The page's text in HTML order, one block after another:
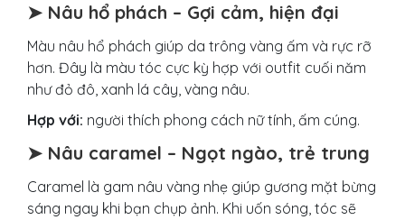
➤ Nâu hổ phách – Gợi cảm, hiện đại
Màu nâu hổ phách giúp da trông vàng ấm và rực rỡ
hơn. Đây là màu tóc cực kỳ hợp với outfit cuối năm
như đỏ đô, xanh lá cây, vàng nâu.
Hợp với: người thích phong cách nữ tính, ấm cúng.
➤ Nâu caramel – Ngọt ngào, trẻ trung
Caramel là gam nâu vàng nhẹ giúp gương mặt bừng
sáng ngay khi bạn chụp ảnh. Khi uốn sóng, tóc sẽ